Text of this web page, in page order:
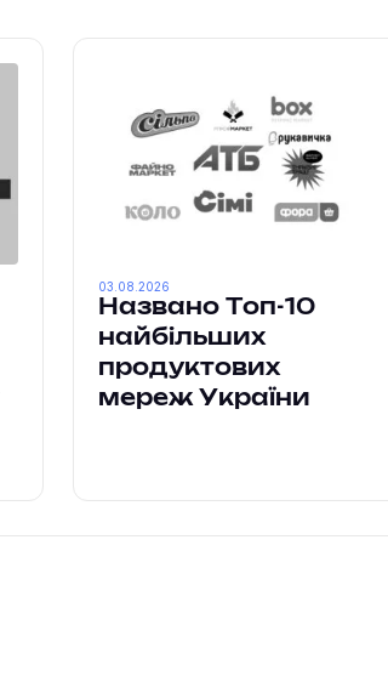
Названо Топ-10
найбільших
продуктових
мереж України
03.08.2026